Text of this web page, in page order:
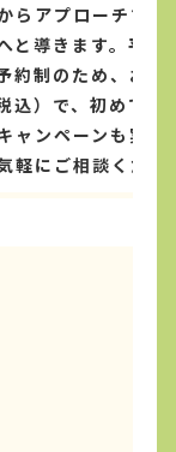
らアプローチす
と導きます。平
約制のため、お
込）で、初めての
ャンペーンも実
軽にご相談くださ